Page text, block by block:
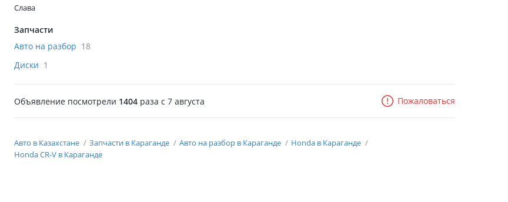
Слава
Запчасти
Авто на разбор 18
Диски 1
Объявление посмотрели 1404 раза c 7 августа Пожаловаться
Авто в Казахстане Запчасти в Караганде Авто на разбор в Караганде
Honda в Караганде
Honda CR-V в Караганде